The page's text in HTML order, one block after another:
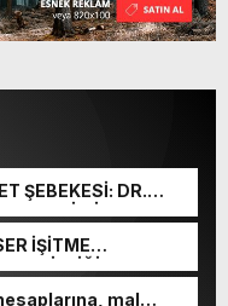
ŞEBEKESİ: DR.
SGK
İŞİTME
TACİRLİĞİ
mal